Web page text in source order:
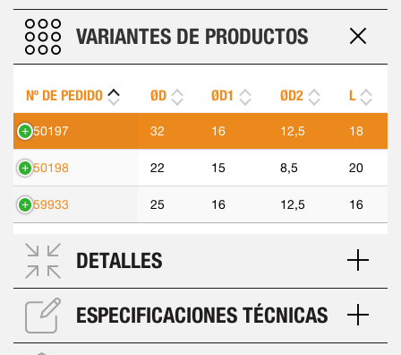
VARIANTES DE PRODUCTOS
Nº DE PEDIDO ØD ØD1 ØD2 L
550197 32 16 12,5 18
550198 22 15 8,5 20
559933 25 16 12,5 16
DETALLES
ESPECIFICACIONES TÉCNICAS